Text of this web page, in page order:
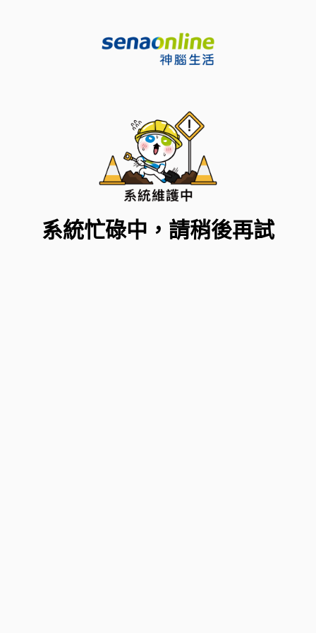
系統忙碌中，請稍後再試